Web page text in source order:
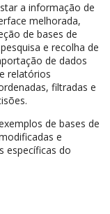
a informação de
melhorada,
de bases de
e recolha de
de dados
relatórios
filtradas e
de bases de
e
específicas do